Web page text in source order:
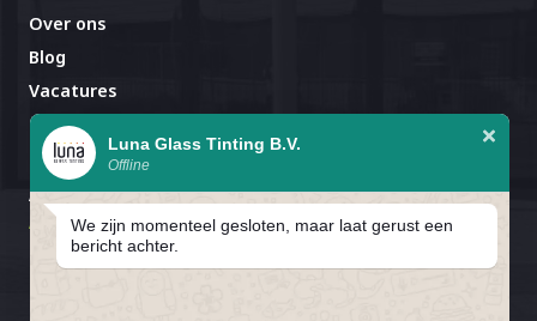
Afspraak al gemaakt?
Avignonlaan 67
5627 GA Eindhoven
Over ons
Blog
Vacatures
Contact
Luna Glass Tinting B.V.
Offline
We zijn momenteel gesloten, maar laat gerust een
bericht achter.